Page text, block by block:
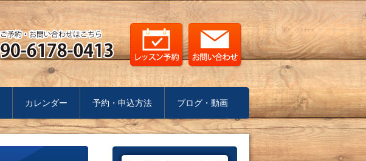
カレンダー 予約・申込方法 ブログ・動画